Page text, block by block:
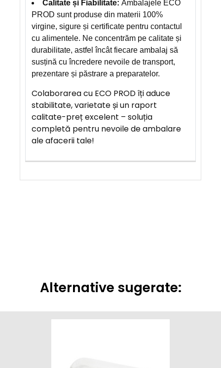
Calitate și Fiabilitate: Ambalajele ECO
PROD sunt produse din materii 100%
virgine, sigure și certificate pentru contactul
cu alimentele. Ne concentrăm pe calitate și
durabilitate, astfel încât fiecare ambalaj să
susțină cu încredere nevoile de transport,
prezentare și păstrare a preparatelor.
Colaborarea cu ECO PROD îți aduce
stabilitate, varietate și un raport
calitate-preț excelent – soluția
completă pentru nevoile de ambalare
ale afacerii tale!
Alternative sugerate: